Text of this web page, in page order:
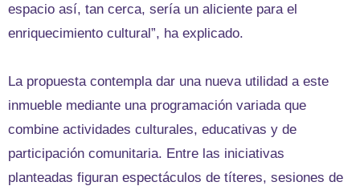
espacio así, tan cerca, sería un aliciente para el
enriquecimiento cultural”, ha explicado.
La propuesta contempla dar una nueva utilidad a este
inmueble mediante una programación variada que
combine actividades culturales, educativas y de
participación comunitaria. Entre las iniciativas
planteadas figuran espectáculos de títeres, sesiones de